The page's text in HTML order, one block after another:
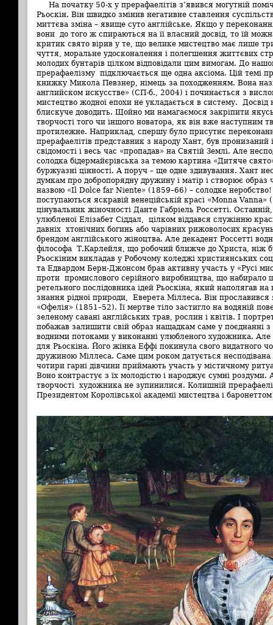
На початку 50-х у прерафаелітів з’явився могутній
Рьоскін. Він швидко змінив негативне ставлення
миттєва зміна – явище суто англійське. Якщо у
вони до того ж спираються на її власний досвід, то їй
критик свято вірив у те, що велике мистецтво має лише три
чуття, моральне удосконалення і полегшення життєвих
молодих бунтарів цілком відповідали цим вимогам. До
прерафаелізму підключається ще одна аксіома. Цій темі
книжку Микола Певзнер, німець за походженням. Вона
английском искусстве» (СП-б., 2004) і починається з
мистецтво жодної епохи не укладається в систему.
блискуче доводить. Щойно ми намагаємося закріпити
творчості того чи іншого новатора, як він вже наступним
протилежне. Наприклад, спершу було присутнє
прерафаелітів представник з народу Хант, був пронизаний
свідомості і весь час «пропадав» на Святій Землі. Але
солодка бідермайєрівська за темою картина «Дитяче
буржуазні цінності. А поруч – ще одне здивування. Хант
думкам про добропорядну дружину і матір і створює образ
назвою «Il Dolce far Niente» (1859–66) – солодке неробство!
поступаються яскравій венеційській красі «Monna
цінувальник жіночності Данте Габріель Россетті.
улюбленої Елізабет Сіддал, цілком віддався служінню
давніх хтонічних богинь або чарівних рижоволосих
брендом англійського жіноцтва. Але декадент Россетті
філософа Т.Карлейля, що робочий ближче до Христа, ніж
Рьоскіним викладав у Робочому коледжі християнських
та Едвардом Берн-Джонсом брав активну участь у «Русі
проти промислового серійного виробництва, що набирало
ретельного послідовника ідей Рьоскіна, який наполягав на
знання рідної природи, Еверета Міллеса. Він
«Офелія» (1851–52). Її мертве тіло застигло на водяній
зеленому савані англійських трав, рослин і квітів. І
побажав залишити свій образ нащадкам саме у поєднанні
водними потоками у виконанні улюбленого художника.
для Рьоскіна. Його жінка Еффі покинула свого видатного
дружиною Міллеса. Саме цим роком датується
чотири гарні дівчини приймають участь у містичному
Воно контрастує з їх молодістю і народжує сумні роздуми.
творчості художника не зупинилися. Колишній
Президентом Королівської академії мистецтва і